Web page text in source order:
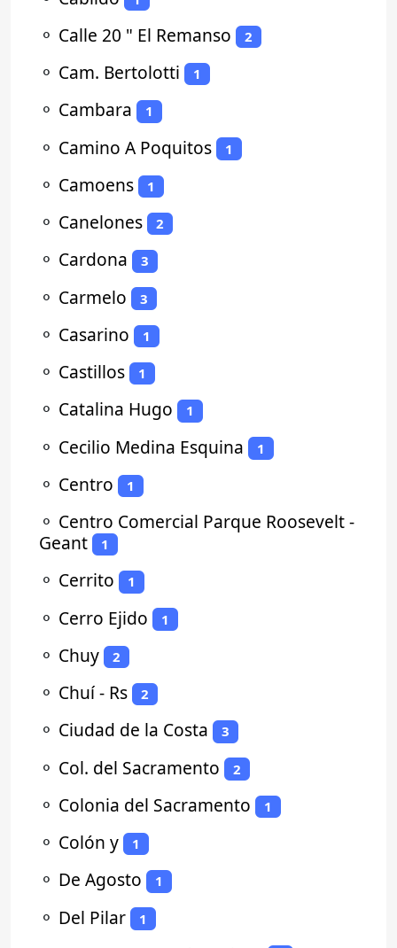
⚬ Calle 20 " El Remanso 2
⚬ Cam. Bertolotti 1
⚬ Cambara 1
⚬ Camino A Poquitos 1
⚬ Camoens 1
⚬ Canelones 2
⚬ Cardona 3
⚬ Carmelo 3
⚬ Casarino 1
⚬ Castillos 1
⚬ Catalina Hugo 1
⚬ Cecilio Medina Esquina 1
⚬ Centro 1
⚬ Centro Comercial Parque Roosevelt -
Geant
1
⚬ Cerrito 1
⚬ Cerro Ejido 1
⚬ Chuy 2
⚬ Chuí - Rs 2
⚬ Ciudad de la Costa 3
⚬ Col. del Sacramento 2
⚬ Colonia del Sacramento 1
⚬ Colón y 1
⚬ De Agosto 1
⚬ Del Pilar 1